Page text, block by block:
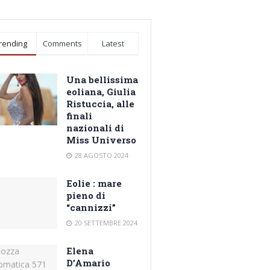
Comments Latest
Una bellissima
eoliana, Giulia
Ristuccia, alle
finali
nazionali di
Miss Universo
28 AGOSTO 2024
Eolie : mare
pieno di
“cannizzi”
20 SETTEMBRE 2024
Elena
D’Amario